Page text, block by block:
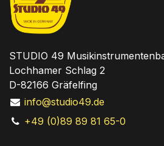
STUDIO 49
Lochhamer Schlag 2
D-82166 Gräfelfing
info@studio49.de
+49 (0)89 89 81 65-0